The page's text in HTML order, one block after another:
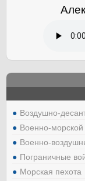
Воздушно-
Военно-
Военно-
Пограничные
Морская пехота